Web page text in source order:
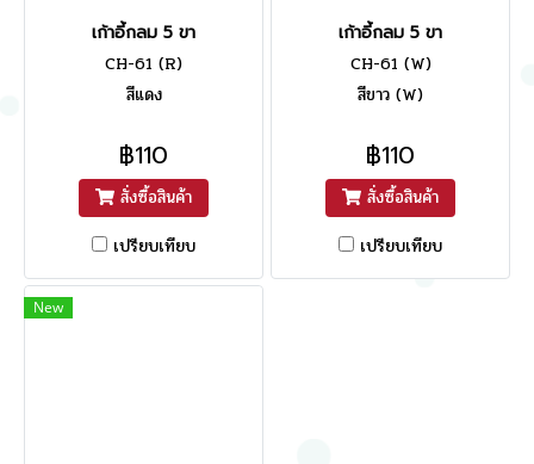
เก้าอี้กลม 5 ขา
CH-61 (R)
สีแดง
฿110
สั่งซื้อสินค้า
เปรียบเทียบ
เก้าอี้กลม 5 ขา
CH-61 (W)
สีขาว (W)
฿110
สั่งซื้อสินค้า
เปรียบเทียบ
New